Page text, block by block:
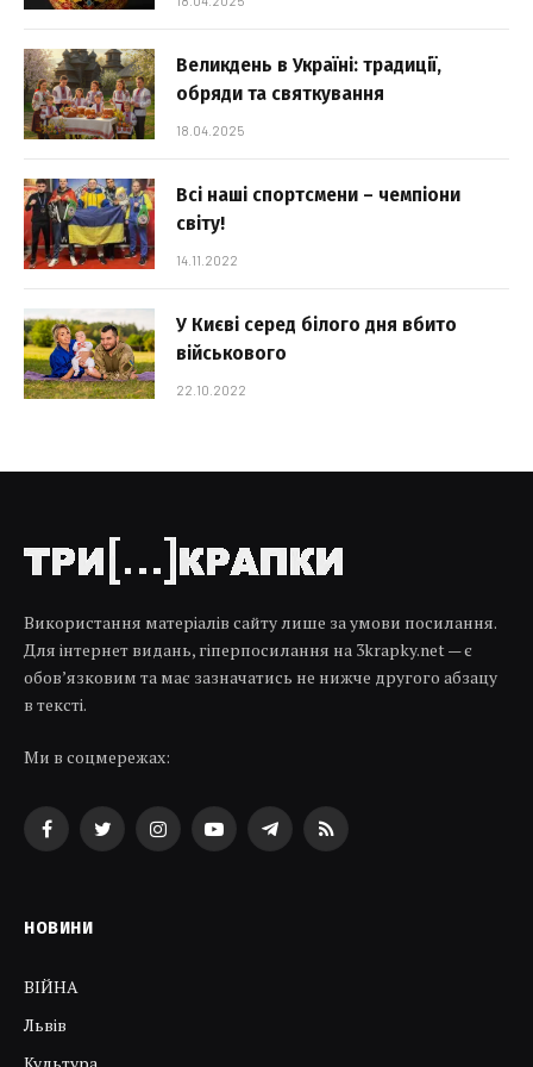
Великдень в Україні: традиції,
обряди та святкування
18.04.2025
Всі наші спортсмени – чемпіони
світу!
14.11.2022
У Києві серед білого дня вбито
військового
22.10.2022
Використання матеріалів сайту лише за умови посилання.
Для інтернет видань, гіперпосилання на 3krapky.net — є
обов’язковим та має зазначатись не нижче другого абзацу
в тексті.
Ми в соцмережах:
FacebookTwitterInstagramYouTubeTelegramRSS
НОВИНИ
ВІЙНА
Львів